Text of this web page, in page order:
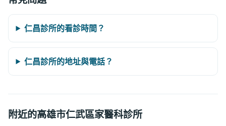
仁昌診所的看診時間？
仁昌診所的地址與電話？
附近的高雄市仁武區家醫科診所